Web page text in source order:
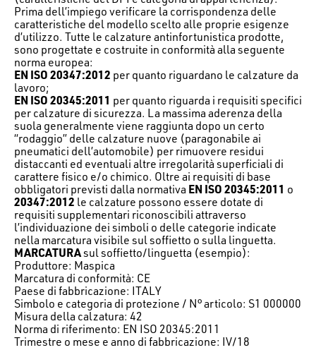
Prima dell’impiego verificare la corrispondenza delle
caratteristiche del modello scelto alle proprie esigenze
d’utilizzo. Tutte le calzature antinfortunistica prodotte,
sono progettate e costruite in conformità alla seguente
norma europea:
EN ISO 20347:2012 per quanto riguardano le calzature da
lavoro;
EN ISO 20345:2011 per quanto riguarda i requisiti specifici
per calzature di sicurezza. La massima aderenza della
suola generalmente viene raggiunta dopo un certo
“rodaggio” delle calzature nuove (paragonabile ai
pneumatici dell’automobile) per rimuovere residui
distaccanti ed eventuali altre irregolarità superficiali di
carattere fisico e/o chimico. Oltre ai requisiti di base
obbligatori previsti dalla normativa EN ISO 20345:2011 o
20347:2012 le calzature possono essere dotate di
requisiti supplementari riconoscibili attraverso
l’individuazione dei simboli o delle categorie indicate
nella marcatura visibile sul soffietto o sulla linguetta.
MARCATURAsul soffietto/linguetta (esempio):
Produttore: Maspica
Marcatura di conformità: CE
Paese di fabbricazione: ITALY
Simbolo e categoria di protezione / N° articolo: S1 000000
Misura della calzatura: 42
Norma di riferimento: EN ISO 20345:2011
Trimestre o mese e anno di fabbricazione: IV/18